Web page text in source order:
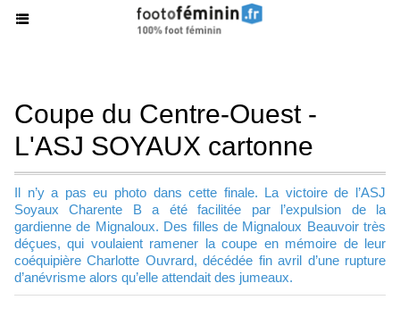
Coupe du Centre-Ouest -
L'ASJ SOYAUX cartonne
Il n’y a pas eu photo dans cette finale. La victoire de l’ASJ
Soyaux Charente B a été facilitée par l’expulsion de la
gardienne de Mignaloux. Des filles de Mignaloux Beauvoir très
déçues, qui voulaient ramener la coupe en mémoire de leur
coéquipière Charlotte Ouvrard, décédée fin avril d’une rupture
d’anévrisme alors qu’elle attendait des jumeaux.